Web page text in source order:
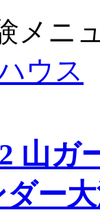
メ
ウス
山
ー